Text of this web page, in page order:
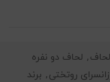
لحاف, لحاف دو نفره
روتختی, برند